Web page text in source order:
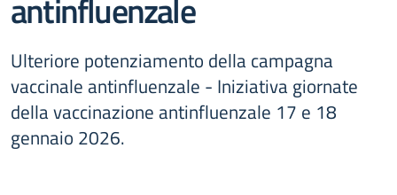
Ulteriore potenziamento della campagna
vaccinale antinfluenzale - Iniziativa giornate
della vaccinazione antinfluenzale 17 e 18
gennaio 2026.